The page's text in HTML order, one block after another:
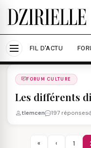
Nous utilisons des
expérience et
Accepter
FIL D'ACTU
Forums
FORUM CULTURE
Les différents
tlemcen 197 réponses
« ‹ 1